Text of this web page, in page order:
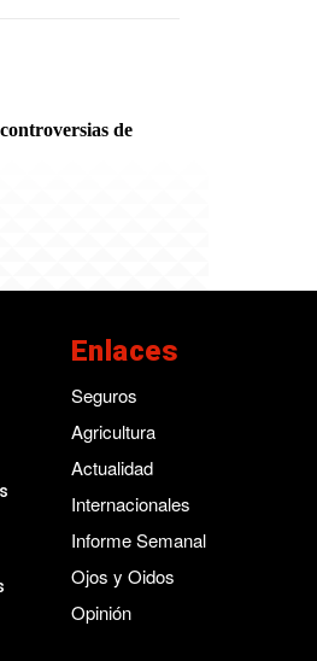
de
Enlaces
Seguros
Agricultura
Actualidad
Internacionales
Informe Semanal
Ojos y Oidos
Opinión